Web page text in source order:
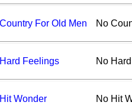
For Old Men No
Feelings No
Wonder No Hit